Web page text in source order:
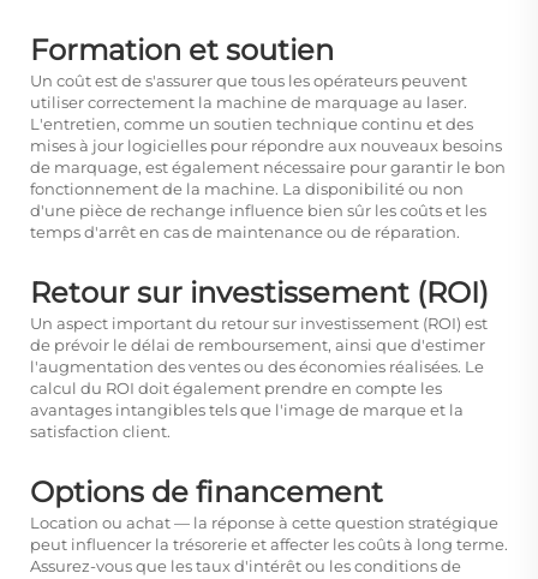
Formation et soutien
Un coût est de s'assurer que tous les opérateurs peuvent
utiliser correctement la machine de marquage au laser.
L'entretien, comme un soutien technique continu et des
mises à jour logicielles pour répondre aux nouveaux besoins
de marquage, est également nécessaire pour garantir le bon
fonctionnement de la machine. La disponibilité ou non
d'une pièce de rechange influence bien sûr les coûts et les
temps d'arrêt en cas de maintenance ou de réparation.
Retour sur investissement (ROI)
Un aspect important du retour sur investissement (ROI) est
de prévoir le délai de remboursement, ainsi que d'estimer
l'augmentation des ventes ou des économies réalisées. Le
calcul du ROI doit également prendre en compte les
avantages intangibles tels que l'image de marque et la
satisfaction client.
Options de financement
Location ou achat — la réponse à cette question stratégique
peut influencer la trésorerie et affecter les coûts à long terme.
Assurez-vous que les taux d'intérêt ou les conditions de